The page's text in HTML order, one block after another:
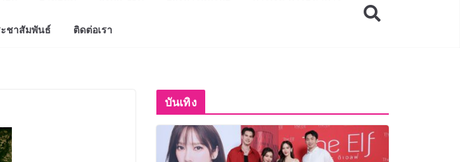
ชาสัมพันธ์ ติดต่อเรา
บันเทิง